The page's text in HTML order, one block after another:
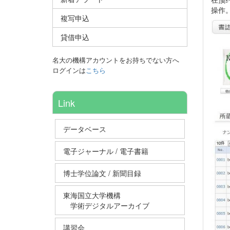
操作
複写申込
貸借申込
名大の機構アカウントをお持ちでない方へ
ログインはこちら
Link
データベース
電子ジャーナル / 電子書籍
博士学位論文 / 新聞目録
東海国立大学機構
学術デジタルアーカイブ
講習会